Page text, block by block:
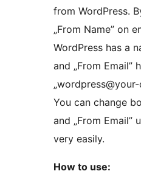
from WordPress.
„From Name” on
WordPress has a
and „From Email”
You can change
and „From Email”
very easily.
How to use: